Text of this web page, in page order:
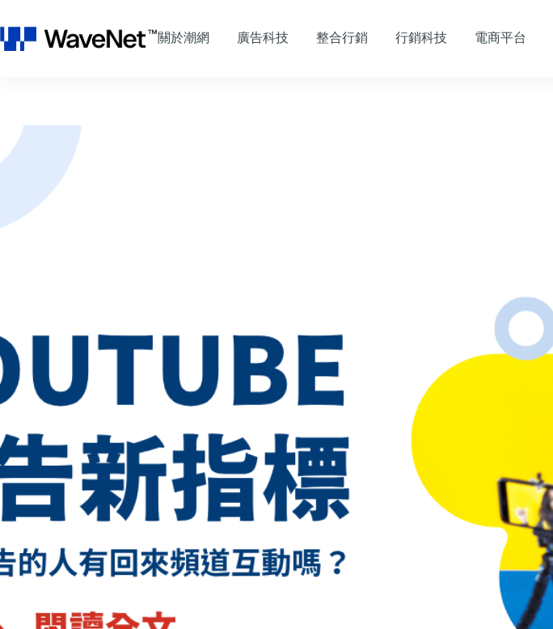
至
主
關於潮網 廣告科技 整合行銷 行銷科技 電商平台